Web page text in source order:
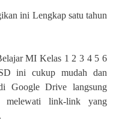
ini Lengkap satu tahun
MI Kelas 1 2 3 4 5 6
ini cukup mudah dan
Google Drive langsung
melewati link-link yang